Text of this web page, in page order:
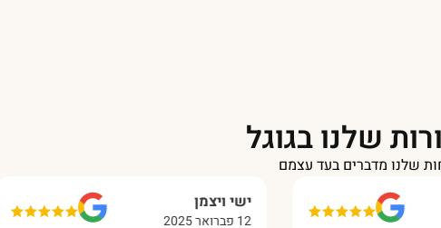
שלנו בגוגל
שלנו מדברים בעד עצמם
ישי ויצמן